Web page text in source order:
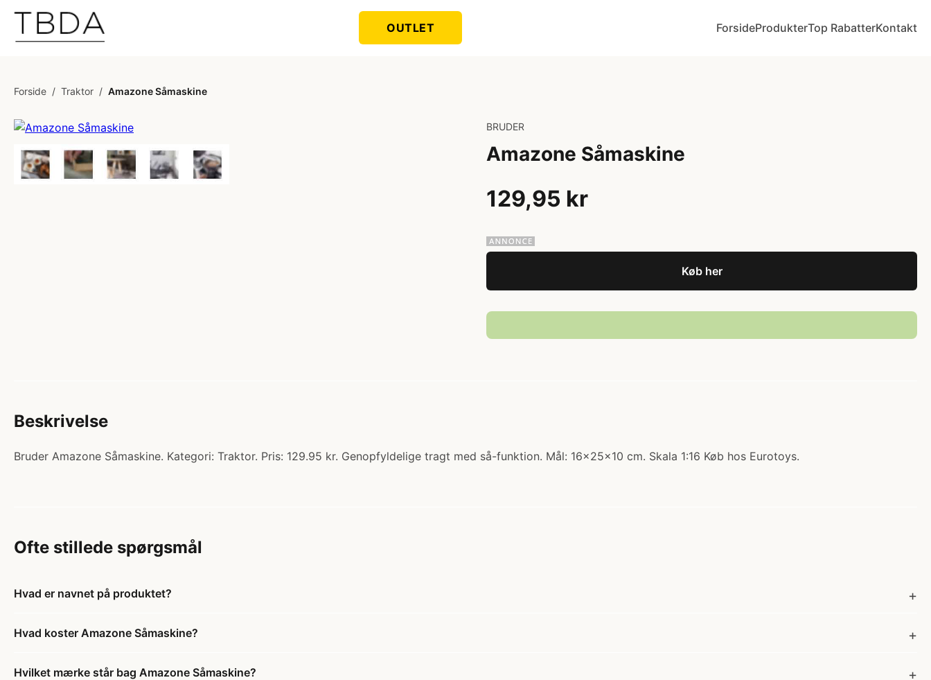
OUTLET ForsideProdukterTop RabatterKontakt
Forside / Traktor / Amazone Såmaskine
BRUDER
Amazone Såmaskine
129,95 kr
Køb her
Beskrivelse
Bruder Amazone Såmaskine. Kategori: Traktor. Pris: 129.95 kr. Genopfyldelige tragt med så-funktion. Mål: 16x25x10 cm. Skala 1:16 Køb hos Eurotoys.
Ofte stillede spørgsmål
Hvad er navnet på produktet?
Hvad koster Amazone Såmaskine?
Hvilket mærke står bag Amazone Såmaskine?